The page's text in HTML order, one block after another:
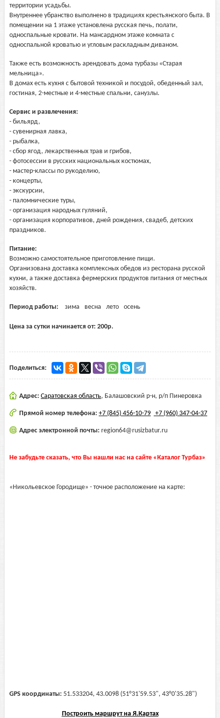
территории усадьбы.
Внутреннее убранство выполнено в традициях крестьянского быта. В
помещении на 1 этаже установлена русская печь, полати,
односпальные кровати. На мансардном этаже комната с
односпальной кроватью и угловым раскладным диваном.
Также есть возможность арендовать дома турбазы «Старая
мельница».
В домах есть кухня с бытовой техникой и посудой, обеденный зал,
гостиная, 2-местные и 4-местные спальни, санузлы.
Сервис и развлечения:
- бильярд,
- сувенирная лавка,
- рыбалка,
- сбор ягод, лекарственных трав и грибов,
- фотосессии в русских национальных костюмах,
- мастер-классы по рукоделию,
- концерты,
- экскурсии,
- паломнические туры,
- организация народных гуляний,
- организация корпоративов, дней рождения, свадеб, детских
праздников.
Питание:
Возможно самостоятельное приготовление пищи.
Организована доставка комплексных обедов из ресторана русской
кухни, а также доставка фермерских продуктов питания от местных
хозяйств.
Период работы: зима весна лето осень
Цена за сутки начинается от: 200р.
Поделиться:
Адрес: Саратовская область, Балашовский р-н, р/п Пинеровка
Прямой номер телефона: +7 (845) 456-10-79 +7 (960) 347-04-37
Адрес электронной почты: region64@rusizbatur.ru
Не забудьте сказать, что Вы нашли нас на сайте «Каталог Турбаз»
«Никольевское Городище» - точное расположение на карте:
GPS координаты: 51.533204, 43.0098 (51°31'59.53", 43°0'35.28")
Построить маршрут на Я.Картах